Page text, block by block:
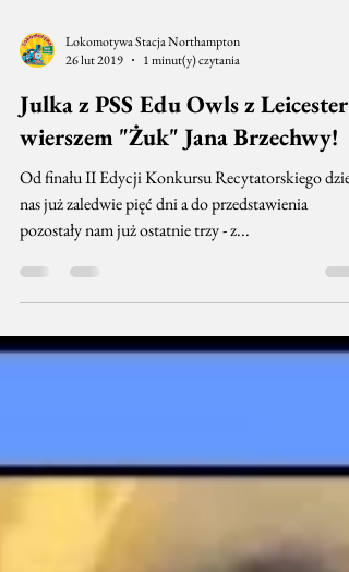
26 lut 2019
1 minut(y) czytania
Julka z PSS Edu Owls z Leicester z
wierszem "Żuk" Jana Brzechwy!
Od finału II Edycji Konkursu Recytatorskiego dzieli
nas już zaledwie pięć dni a do przedstawienia
pozostały nam już ostatnie trzy - z...